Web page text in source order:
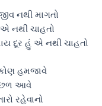
નથી માગતો
એ નથી ચાહતો
દૂર હું એ નથી ચાહતો
હમજાવે
આવે
રહેવાનો